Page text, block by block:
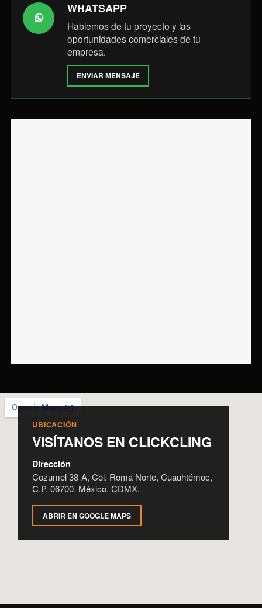
WHATSAPP
Hablemos de tu proyecto y las
oportunidades comerciales de tu
empresa.
ENVIAR MENSAJE
UBICACIÓN
VISÍTANOS EN CLICKCLING
Dirección
Cozumel 38-A, Col. Roma Norte, Cuauhtémoc,
C.P. 06700, México, CDMX.
ABRIR EN GOOGLE MAPS